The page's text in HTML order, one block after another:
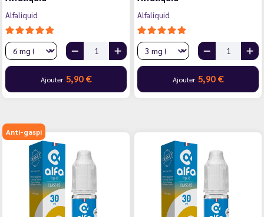
Alfaliquid
Ajouter 5,90 €
Alfaliquid
Ajouter 5,90 €
Anti-gaspi